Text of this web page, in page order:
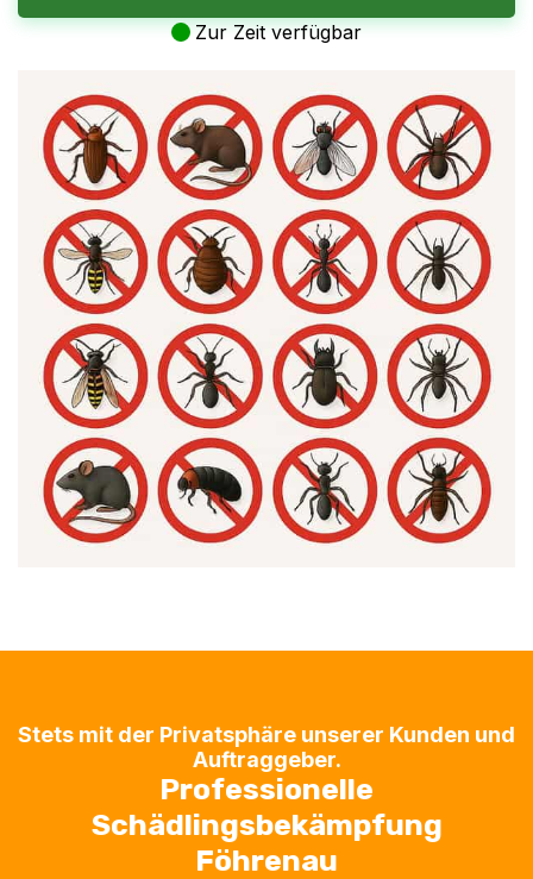
Zur Zeit verfügbar
Stets mit der Privatsphäre unserer Kunden und
Auftraggeber.
Professionelle
Schädlingsbekämpfung
Föhrenau